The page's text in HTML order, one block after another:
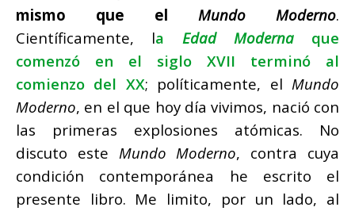
mismo que el Mundo Moderno.
Científicamente, la Edad Modernaque
comenzó en el siglo XVII terminó al
comienzo del XX; políticamente, elMundo
Moderno, en el que hoy día vivimos, nació con
las primeras explosiones atómicas. No
discuto este Mundo Moderno, contra cuya
condición contemporánea he escrito el
presente libro. Me limito, por un lado, al